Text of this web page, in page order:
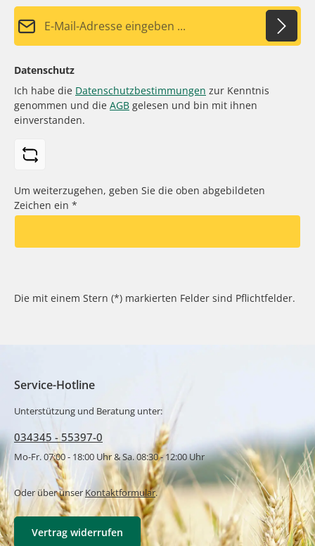
E-Mail-Adresse*
Datenschutz
Ich habe die Datenschutzbestimmungen zur Kenntnis
genommen und die AGB gelesen und bin mit ihnen
einverstanden.
Um weiterzugehen, geben Sie die oben abgebildeten
Zeichen ein *
Die mit einem Stern (*) markierten Felder sind Pflichtfelder.
Service-Hotline
Unterstützung und Beratung unter:
034345 - 55397-0
Mo-Fr. 07:00 - 18:00 Uhr & Sa. 08:30 - 12:00 Uhr
Oder über unserKontaktformular.
Vertrag widerrufen